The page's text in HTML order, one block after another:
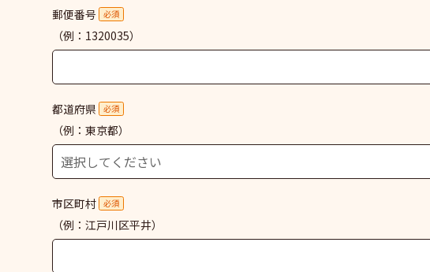
郵便番号 必須
（例：1320035）
都道府県 必須
（例：東京都）
市区町村 必須
（例：江戸川区平井）